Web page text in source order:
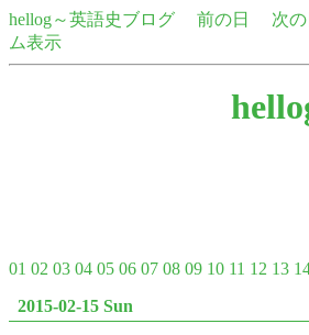
hellog～英語史ブログ 前の日 次の
ム表示
01 02 03 04 05 06 07 08 09 10 11 12 13
2015-02-15 Sun